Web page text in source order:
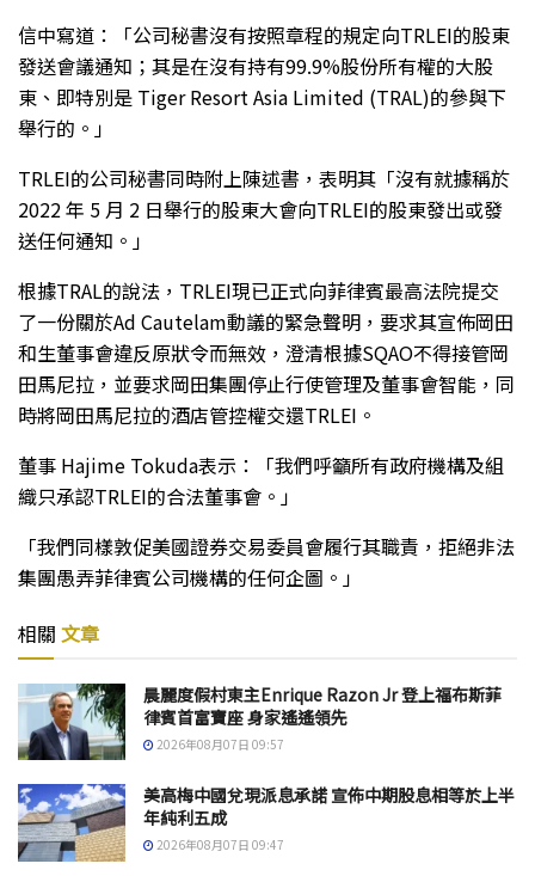
信中寫道：「公司秘書沒有按照章程的規定向TRLEI的股東
發送會議通知；其是在沒有持有99.9%股份所有權的大股
東、即特別是 Tiger Resort Asia Limited (TRAL)的參與下
舉行的。」
TRLEI的公司秘書同時附上陳述書，表明其「沒有就據稱於
2022 年 5 月 2 日舉行的股東大會向TRLEI的股東發出或發
送任何通知。」
根據TRAL的說法，TRLEI現已正式向菲律賓最高法院提交
了一份關於Ad Cautelam動議的緊急聲明，要求其宣佈岡田
和生董事會違反原狀令而無效，澄清根據SQAO不得接管岡
田馬尼拉，並要求岡田集團停止行使管理及董事會智能，同
時將岡田馬尼拉的酒店管控權交還TRLEI。
董事 Hajime Tokuda表示：「我們呼籲所有政府機構及組
織只承認TRLEI的合法董事會。」
「我們同樣敦促美國證券交易委員會履行其職責，拒絕非法
集團愚弄菲律賓公司機構的任何企圖。」
相關 文章
晨麗度假村東主Enrique Razon Jr 登上福布斯菲
律賓首富寶座 身家遙遙領先
2026年08月07日 09:57
美高梅中國兌現派息承諾 宣佈中期股息相等於上半
年純利五成
2026年08月07日 09:47